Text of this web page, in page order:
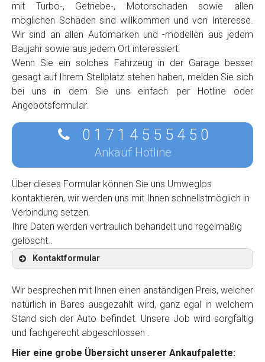
mit Turbo-, Getriebe-, Motorschaden sowie allen
möglichen Schäden sind willkommen und von Interesse.
Wir sind an allen Automarken und -modellen aus jedem
Baujahr sowie aus jedem Ort interessiert.
Wenn Sie ein solches Fahrzeug in der Garage besser
gesagt auf Ihrem Stellplatz stehen haben, melden Sie sich
bei uns in dem Sie uns einfach per Hotline oder
Angebotsformular.
0 1 7 1 4 5 5 5 4 5 0
Ankauf Hotline
Über dieses Formular können Sie uns Umweglos
kontaktieren, wir werden uns mit Ihnen schnellstmöglich in
Verbindung setzen.
Ihre Daten werden vertraulich behandelt und regelmäßig
gelöscht..
Kontaktformular
Kontaktformular
Marke*
Wir besprechen mit Ihnen einen anständigen Preis, welcher
natürlich in Bares ausgezahlt wird, ganz egal in welchem
Stand sich der Auto befindet. Unsere Job wird sorgfältig
und fachgerecht abgeschlossen .
Hier eine grobe Übersicht unserer Ankaufpalette: